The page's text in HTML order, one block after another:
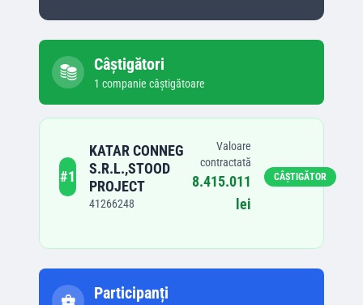
Câștigători
1 companie câștigătoare
#1
KATAR CONNEG
S.R.L.,STOOD
PROJECT
41266248
Valoare
contractată
8.415.011
lei
CÂȘTIGĂTOR
Participanți